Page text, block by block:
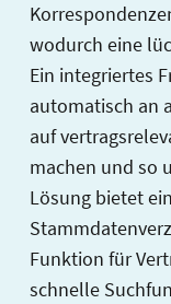
wodurch eine
Ein integriertes
automatisch an
auf
machen und so
Lösung bietet
Funktion für
schnelle